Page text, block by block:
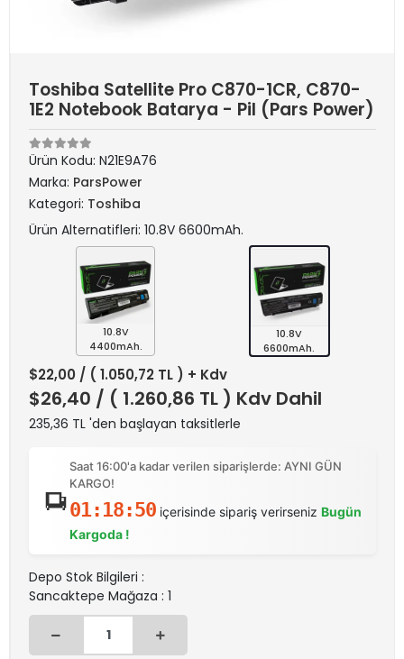
Toshiba Satellite Pro C870-1CR, C870-
1E2 Notebook Batarya - Pil (Pars Power)
Ürün Kodu: N21E9A76
Marka: ParsPower
Kategori: Toshiba
Ürün Alternatifleri: 10.8V 6600mAh.
10.8V
4400mAh.
10.8V
6600mAh.
$22,00 / ( 1.050,72 TL ) + Kdv
$26,40 / ( 1.260,86 TL ) Kdv Dahil
235,36 TL 'den başlayan taksitlerle
Saat 16:00'a kadar verilen siparişlerde: AYNI GÜN
KARGO!
01:18:49içerisinde sipariş verirseniz Bugün
Kargoda !
Depo Stok Bilgileri :
Sancaktepe Mağaza : 1